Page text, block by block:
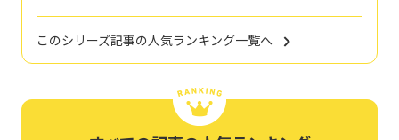
このシリーズ記事の人気ランキング一覧へ